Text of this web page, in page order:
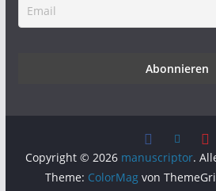
Copyright © 2026 manuscriptor.
Theme: ColorMagvon